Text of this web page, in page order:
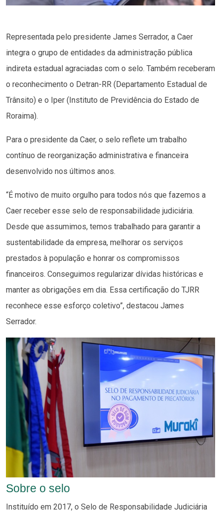
Representada pelo presidente James Serrador, a Caer
integra o grupo de entidades da administração pública
indireta estadual agraciadas com o selo. Também receberam
o reconhecimento o Detran-RR (Departamento Estadual de
Trânsito) e o Iper (Instituto de Previdência do Estado de
Roraima).
Para o presidente da Caer, o selo reflete um trabalho
contínuo de reorganização administrativa e financeira
desenvolvido nos últimos anos.
“É motivo de muito orgulho para todos nós que fazemos a
Caer receber esse selo de responsabilidade judiciária.
Desde que assumimos, temos trabalhado para garantir a
sustentabilidade da empresa, melhorar os serviços
prestados à população e honrar os compromissos
financeiros. Conseguimos regularizar dívidas históricas e
manter as obrigações em dia. Essa certificação do TJRR
reconhece esse esforço coletivo”, destacou James
Serrador.
Sobre o selo
Instituído em 2017, o Selo de Responsabilidade Judiciária